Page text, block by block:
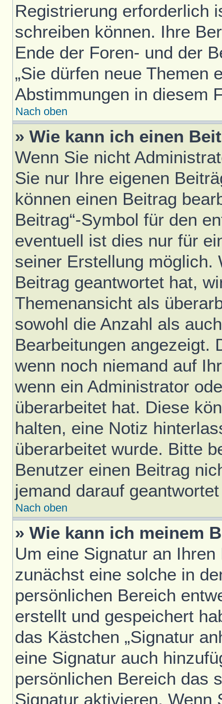
Registrierung erforderlich
schreiben können. Ihre
Ende der Foren- und der
„Sie dürfen neue Themen
Abstimmungen in diesem
Nach oben
» Wie kann ich einen
Wenn Sie nicht
Sie nur Ihre eigenen
können einen Beitrag
Beitrag“-Symbol für den
eventuell ist dies nur für
seiner Erstellung möglich.
Beitrag geantwortet hat,
Themenansicht als
sowohl die Anzahl als
Bearbeitungen angezeigt.
wenn noch niemand auf
wenn ein Administrator
überarbeitet hat. Diese
halten, eine Notiz
überarbeitet wurde. Bitte
Benutzer einen Beitrag
jemand darauf
Nach oben
» Wie kann ich meinem
Um eine Signatur an
zunächst eine solche in
persönlichen Bereich
erstellt und gespeichert
das Kästchen „Signatur
eine Signatur auch
persönlichen Bereich das
Signatur aktivieren. Wenn